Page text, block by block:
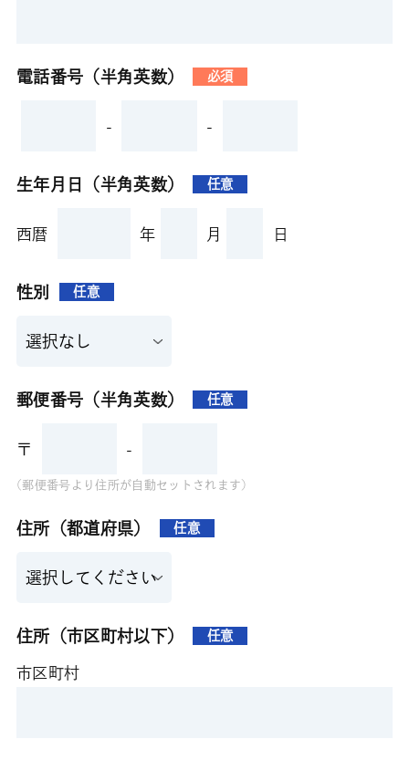
電話番号（半角英数） 必須
- -
生年月日（半角英数） 任意
西暦 年 月 日
性別 任意
郵便番号（半角英数） 任意
〒 -
(郵便番号より住所が自動セットされます)
住所（都道府県） 任意
住所（市区町村以下） 任意
市区町村